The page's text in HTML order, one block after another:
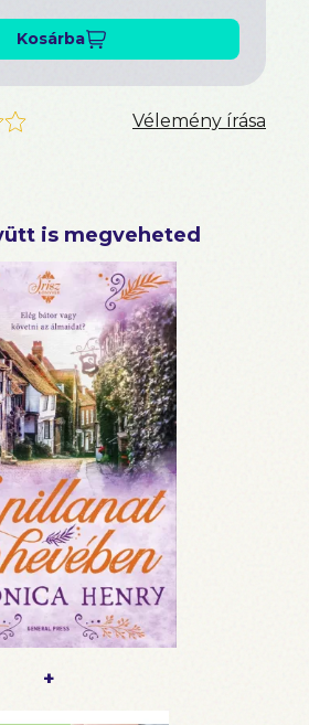
Kosárba
Vélemény írása
is megveheted
+